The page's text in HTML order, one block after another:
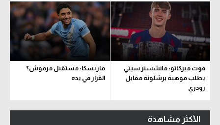
فوت ميركاتو: مانشستر سيتي
يطلب موهبة برشلونة مقابل
رودري
ماريسكا: مستقبل مرموش؟
القرار في يده
الأكثر مشاهدة